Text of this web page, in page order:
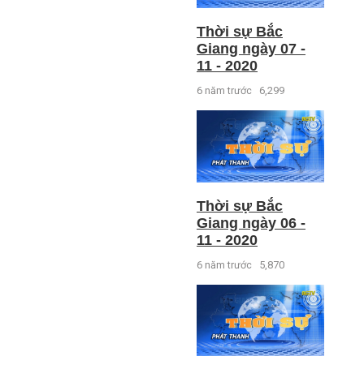
Thời sự Bắc
Giang ngày 07 -
11 - 2020
6 năm trước 6,299
Thời sự Bắc
Giang ngày 06 -
11 - 2020
6 năm trước 5,870